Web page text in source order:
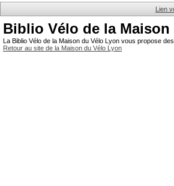
Lien
Biblio Vélo de la
La Biblio Vélo de la Maison du Vélo Lyon vous propose
Retour au site de la Maison du Vélo Lyon